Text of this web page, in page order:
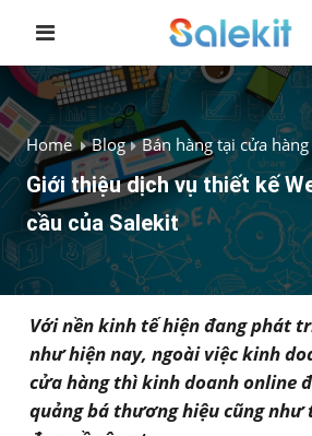
Home Blog Bán hàng tại cửa hàng
Giới thiệu dịch vụ thiết kế
cầu của Salekit
Với nền kinh tế hiện đang phát
như hiện nay, ngoài việc kinh
cửa hàng thì kinh doanh online
quảng bá thương hiệu cũng như